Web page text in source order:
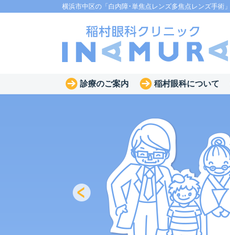
横浜市中区の「白内障･単焦点レンズ多焦点レンズ手術
診療のご案内 稲村眼科について